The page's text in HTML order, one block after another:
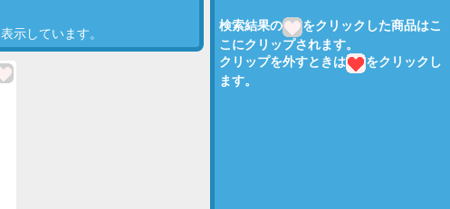
検索結果の
をクリックした商品はこ
こにクリップされます。
クリップを外すときは
をクリックし
ます。
示しています。